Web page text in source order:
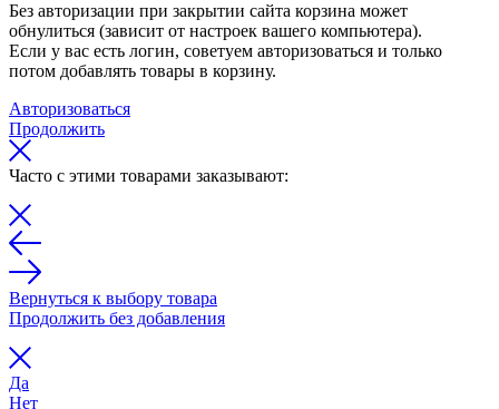
Без авторизации при закрытии сайта корзина может
обнулиться (зависит от настроек вашего компьютера).
Если у вас есть логин, советуем авторизоваться и только
потом добавлять товары в корзину.
Авторизоваться
Продолжить
Часто с этими товарами заказывают:
Вернуться к выбору товара
Продолжить без добавления
Да
Нет